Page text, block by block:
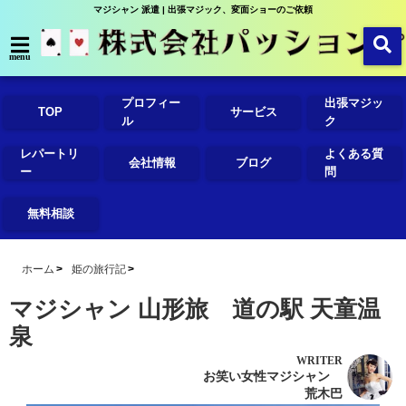
マジシャン 派遣 | 出張マジック、変面ショーのご依頼
menu
TOP
プロフィー
ル
サービス
出張マジッ
ク
レパートリ
ー
会社情報 ブログ
よくある質
問
無料相談
ホーム 姫の旅行記
マジシャン 山形旅 道の駅 天童温
泉
WRITER
お笑い女性マジシャン
荒木巴